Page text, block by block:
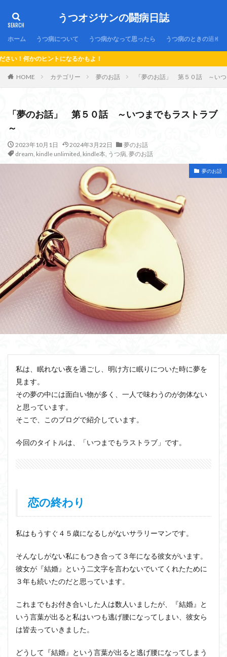
うつオジサンの闘病日誌
ホーム うつ病について うつ病かなって思ったら うつ病のときの過ご
！
HOME カテゴリー 夢のお話 「夢のお話」 第５０話 ～いつ
「夢のお話」 第５０話 ～いつまでもラストラブ
～
2023年10月1日 2024年3月22日
夢のお話
dream, kindle unlimited, kindle本, うつ病, 夢のお話
夢のお話
私は、眠れない夜を過ごし、明け方に眠りについた時に夢を
見ます。
その夢の中には面白い物が多く、一人で味わうのが勿体ない
と思っています。
そこで、このブログで紹介しています。
今回のタイトルは、「いつまでもラストラブ」です。
恋の終わり
私はもうすぐ４５歳になるしがないサラリーマンです。
そんなしがない私にもつき合って３年になる彼女がいます。
彼女が『結婚』という二文字を言わないでいてくれたために
３年も続いたのだと思っています。
これまでもお付き合いした人は数人いましたが、『結婚』と
いう言葉が出ると私はいつも逃げ腰になってしまい、彼女ら
は皆去っていきました。
どうして『結婚』という言葉が出ると逃げ腰になってしまう